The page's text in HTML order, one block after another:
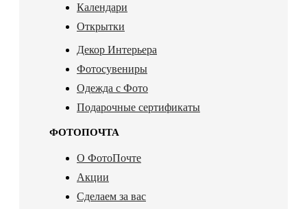
Календари
Открытки
Декор Интерьера
Фотосувениры
Одежда с Фото
Подарочные сертификаты
ФОТОПОЧТА
О ФотоПочте
Акции
Сделаем за вас